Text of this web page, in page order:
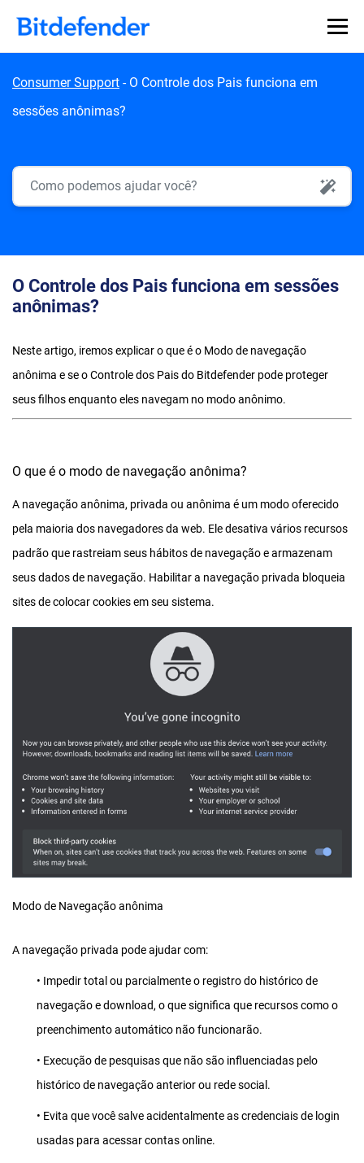
Consumer Support - O Controle dos Pais funciona em
sessões anônimas?
O Controle dos Pais funciona em sessões
anônimas?
Neste artigo, iremos explicar o que é o Modo de navegação
anônima e se o Controle dos Pais do Bitdefender pode proteger
seus filhos enquanto eles navegam no modo anônimo.
O que é o modo de navegação anônima?
A navegação anônima, privada ou anônima é um modo oferecido
pela maioria dos navegadores da web. Ele desativa vários recursos
padrão que rastreiam seus hábitos de navegação e armazenam
seus dados de navegação. Habilitar a navegação privada bloqueia
sites de colocar cookies em seu sistema.
Modo de Navegação anônima
A navegação privada pode ajudar com:
• Impedir total ou parcialmente o registro do histórico de
navegação e download, o que significa que recursos como o
preenchimento automático não funcionarão.
• Execução de pesquisas que não são influenciadas pelo
histórico de navegação anterior ou rede social.
• Evita que você salve acidentalmente as credenciais de login
usadas para acessar contas online.